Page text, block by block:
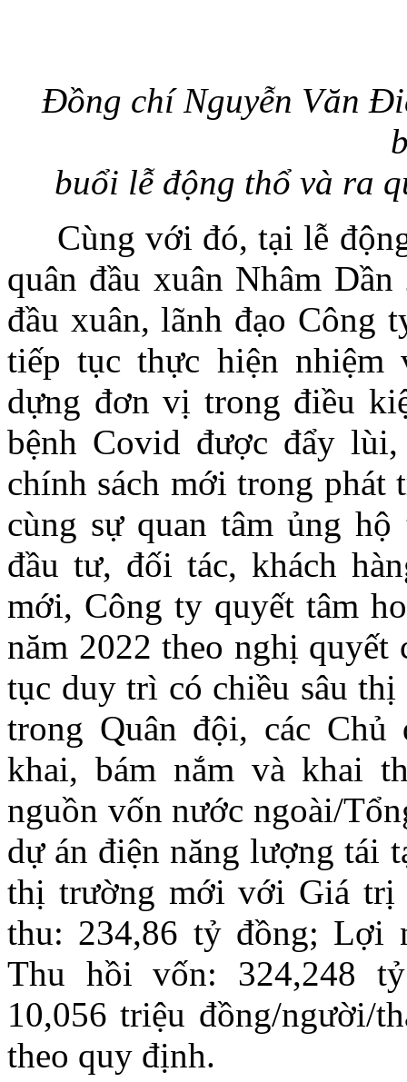
Đồng chí Nguyễn Văn
buổi lễ động thổ và ra
Cùng với đó, tại lễ
quân đầu xuân Nhâm
đầu xuân, lãnh đạo Công
tiếp tục thực hiện nhiệm
dựng đơn vị trong điều
bệnh Covid được đẩy
chính sách mới trong phát
cùng sự quan tâm ủng
đầu tư, đối tác, khách
mới, Công ty quyết tâm
năm 2022 theo nghị
tục duy trì có chiều sâu
trong Quân đội, các
khai, bám nắm và khai
nguồn vốn nước ngoài/
dự án điện năng lượng tái
thị trường mới với Giá trị
thu: 234,86 tỷ đồng; Lợi
Thu hồi vốn: 324,248
10,056 triệu đồng/người/
theo quy định.